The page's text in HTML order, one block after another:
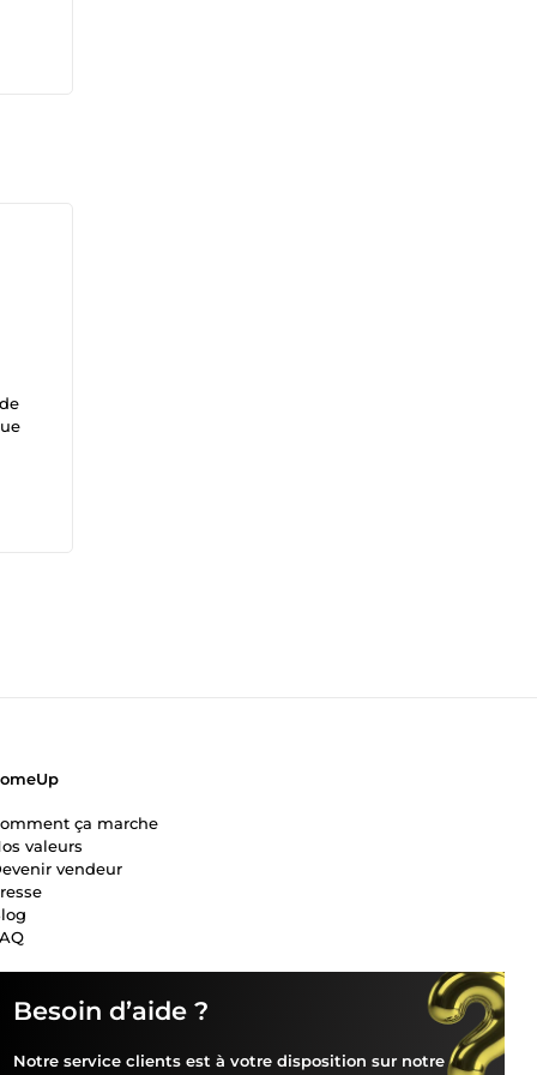
Besoin d’aide ?
Notre service clients est à votre disposition sur notre
ça marche
valeurs
vendeur